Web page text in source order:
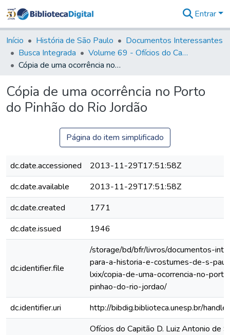
&
Coleções
Tudo na
Biblioteca
Estatísticas
Entrar
Início História de São Paulo
Documentos Interessantes
Busca Integrada
Volume 69 - Ofícios do Capitão D. Luiz Antonio de Souza Botelho Mourão aos Vice-Reis e Ministros (1771-1772)
Cópia de uma ocorrência no Porto do Pinhão do Rio Jordão
Cópia de uma ocorrência no Porto
do Pinhão do Rio Jordão
Página do item simplificado
dc.date.accessioned
2013-11-29T17:51:58Z
dc.date.available
2013-11-29T17:51:58Z
dc.date.created
1771
dc.date.issued
1946
dc.identifier.file
/storage/bd/bfr/livros/documentos-
para-a-historia-e-costumes-de-s-
lxix/copia-de-uma-ocorrencia-no-
pinhao-do-rio-jordao/
dc.identifier.uri
http://bibdig.biblioteca.unesp.br/
Ofícios do Capitão D. Luiz Antonio de